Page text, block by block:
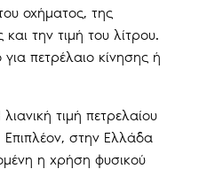
οχήματος, της
την τιμή του λίτρου.
πετρέλαιο κίνησης ή
τιμή πετρελαίου
Επιπλέον, στην Ελλάδα
η χρήση φυσικού